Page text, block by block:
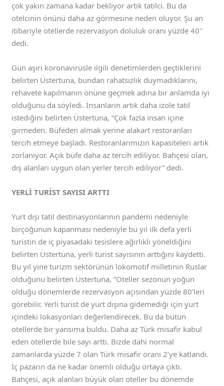
çok yakın zamana kadar bekliyor artık tatilci. Bu da
otelcinin önünü daha az görmesine neden oluyor. Şu an
itibariyle otellerde rezervasyon doluluk oranı yüzde 40″
dedi.
Gün aşırı koronavirüsle ilgili denetimlerden geçtiklerini
belirten Üstertuna, bundan rahatsızlık duymadıklarını,
rehavete kapılmanın önüne geçmek adına bir anlamda iyi
olduğunu da söyledi. İnsanların artık daha izole tatil
istediğini belirten Üstertuna, “Çok fazla insan içine
girmeden. Büfeden almak yerine alakart restoranları
tercih etmeye başladı. Restoranlarımızın kapasiteleri artık
zorlanıyor. Açık büfe daha az tercih ediliyor. Bahçesi olan,
dış alanları uygun olan yerler tercih ediliyor” dedi.
YERLİ TURİST SAYISI ARTTI
Yurt dışı tatil destinasyonlarının pandemi nedeniyle
birçoğunun kapanması nedeniyle bu yıl ilk defa yerli
turistin de iç piyasadaki tesislere ağırlıklı yöneldiğini
belirten Üstertuna, yerli turist sayısının arttığını kaydetti.
Bu yıl yine turizm sektörünün lokomotif milletinin Ruslar
olduğunu belirten Üstertuna, “Oteller sezonun yoğun
olduğu dönemlerde rezervasyon açısından yüzde 80’leri
görebilir. Yerli turist de yurt dışına gidemediği için yurt
içindeki lokasyonları değerlendirecek. Bu da bütün
otellerde bir yansıma buldu. Daha az Türk misafir kabul
eden otellerde bile sayı arttı. Bizde dahi normal
zamanlarda yüzde 7 olan Türk misafir oranı 2’ye katlandı.
İç pazarın da ne kadar önemli olduğu ortaya çıktı.
Bahçesi, açık alanları büyük olan oteller bu dönemde